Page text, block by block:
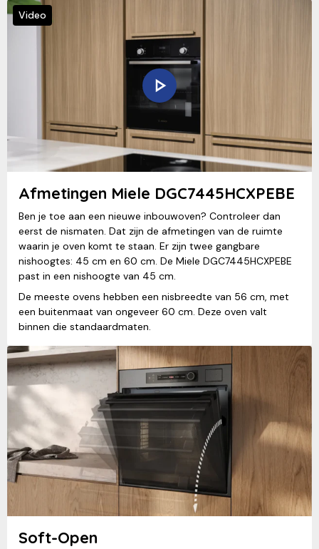
Video
Afmetingen Miele DGC7445HCXPEBE
Ben je toe aan een nieuwe inbouwoven? Controleer dan
eerst de nismaten. Dat zijn de afmetingen van de ruimte
waarin je oven komt te staan. Er zijn twee gangbare
nishoogtes: 45 cm en 60 cm. De Miele DGC7445HCXPEBE
past in een nishoogte van 45 cm.
De meeste ovens hebben een nisbreedte van 56 cm, met
een buitenmaat van ongeveer 60 cm. Deze oven valt
binnen die standaardmaten.
Soft-Open